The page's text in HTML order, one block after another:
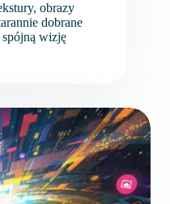
obrazy
dobrane
wizję